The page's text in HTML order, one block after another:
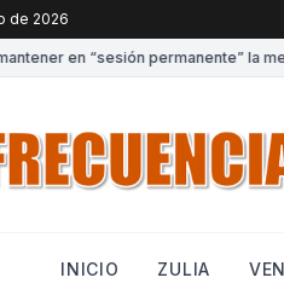
de 2026
en “sesión permanente” la
INICIO ZULIA